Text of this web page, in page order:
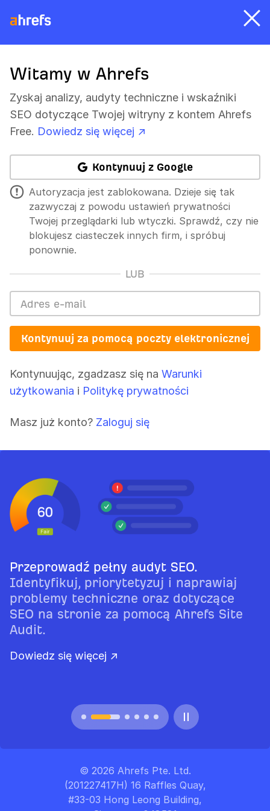
Witamy w Ahrefs
Zyskaj analizy, audyty techniczne i wskaźniki
SEO dotyczące Twojej witryny z kontem Ahrefs
Free. Dowiedz się więcej ↗
Kontynuuj z Google
Autoryzacja jest zablokowana. Dzieje się tak
zazwyczaj z powodu ustawień prywatności
Twojej przeglądarki lub wtyczki. Sprawdź, czy nie
blokujesz ciasteczek innych firm, i spróbuj
ponownie.
LUB
Kontynuuj za pomocą poczty elektronicznej
Kontynuując, zgadzasz się na Warunki
użytkowania i Politykę prywatności
Masz już konto? Zaloguj się
Przeprowadź pełny audyt SEO.
Identyfikuj, priorytetyzuj i naprawiaj
problemy techniczne oraz dotyczące
SEO na stronie za pomocą Ahrefs Site
Audit.
Dowiedz się więcej ↗
© 2026 Ahrefs Pte. Ltd.
(201227417H) 16 Raffles Quay,
#33-03 Hong Leong Building,